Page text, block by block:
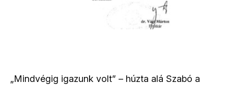
„Mindvégig igazunk volt” – húzta alá Szabó a